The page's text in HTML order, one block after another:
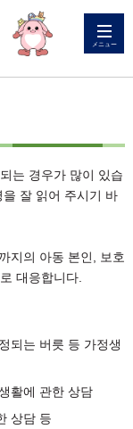
メニュー
는 경우가 많이 있습
잘 읽어 주시기 바
지의 아동 본인, 보호
대응합니다.
되는 버릇 등 가정생
활에 관한 상담
상담 등